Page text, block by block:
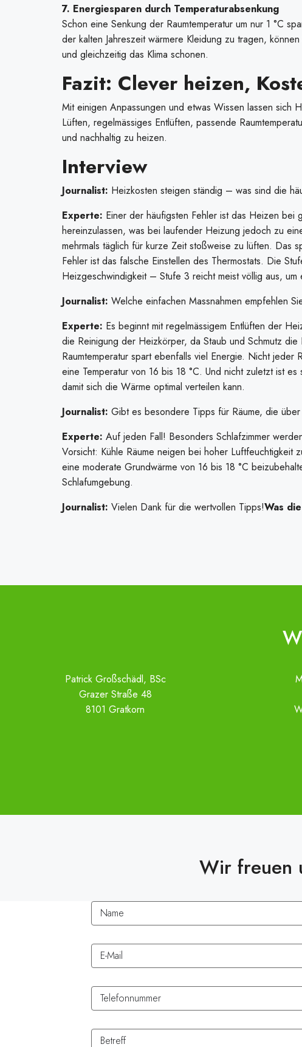
7. Energiesparen durch Temperaturabsenkung
Schon eine Senkung der Raumtemperatur um nur 1 °C
der kalten Jahreszeit wärmere Kleidung zu tragen,
und gleichzeitig das Klima schonen.
Fazit: Clever heizen,
Mit einigen Anpassungen und etwas Wissen lassen sich
Lüften, regelmässiges Entlüften, passende
und nachhaltig zu heizen.
Interview
Journalist: Heizkosten steigen ständig – was sind die
Experte: Einer der häufigsten Fehler ist das Heizen bei
hereinzulassen, was bei laufender Heizung jedoch zu
mehrmals täglich für kurze Zeit stoßweise zu lüften. Das
Fehler ist das falsche Einstellen des Thermostats. Die
Heizgeschwindigkeit – Stufe 3 reicht meist völlig aus,
Journalist: Welche einfachen Massnahmen empfehlen
Experte: Es beginnt mit regelmässigem Entlüften der
die Reinigung der Heizkörper, da Staub und Schmutz
Raumtemperatur spart ebenfalls viel Energie. Nicht jeder
eine Temperatur von 16 bis 18 °C. Und nicht zuletzt ist
damit sich die Wärme optimal verteilen kann.
Journalist: Gibt es besondere Tipps für Räume, die
Experte: Auf jeden Fall! Besonders Schlafzimmer
Vorsicht: Kühle Räume neigen bei hoher Luftfeuchtigkeit
eine moderate Grundwärme von 16 bis 18 °C
Schlafumgebung.
Journalist: Vielen Dank für die wertvollen Tipps!Was
Patrick Großschädl, BSc
Grazer Straße 48
8101 Gratkorn
Wir freuen